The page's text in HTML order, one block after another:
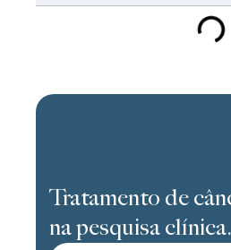
Tratamento de
na pesquisa clínica.